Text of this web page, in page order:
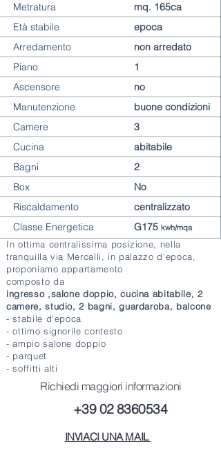
Metratura
mq. 165ca
Età stabile
epoca
Arredamento
non arredato
Piano
1
Ascensore
no
Manutenzione
buone condizioni
Camere
3
Cucina
abitabile
Bagni
2
Box
No
Riscaldamento
centralizzato
Classe Energetica
G175 kwh/mqa
In ottima centralissima posizione, nella
tranquilla via Mercalli, in palazzo d'epoca,
proponiamo appartamento
composto da
ingresso ,salone doppio, cucina abitabile, 2
camere, studio, 2 bagni, guardaroba, balcone
- stabile d'epoca
- ottimo signorile contesto
- ampio salone doppio
- parquet
- soffitti alti
Richiedi maggiori informazioni
+39 02 8360534
INVIACI UNA MAIL